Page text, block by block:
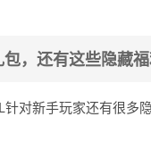
，还有这些隐藏福
对新手玩家还有很多